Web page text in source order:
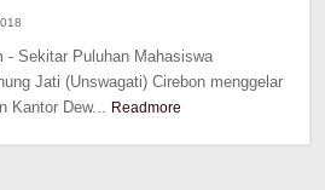
- Sekitar Puluhan Mahasiswa
Jati (Unswagati) Cirebon menggelar
Kantor Dew... Readmore